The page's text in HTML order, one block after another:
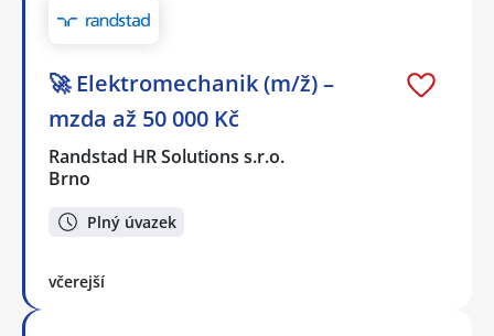
🚀 Elektromechanik (m/ž) –
mzda až 50 000 Kč
Randstad HR Solutions s.r.o.
Brno
Plný úvazek
včerejší